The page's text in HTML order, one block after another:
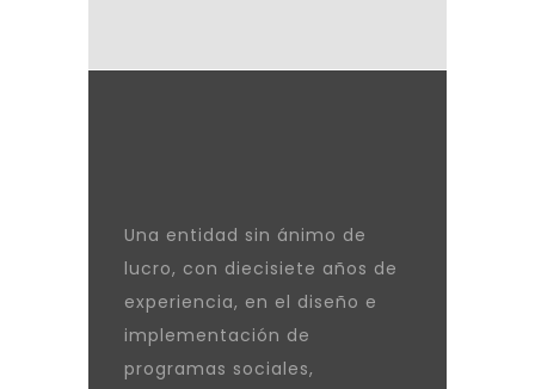
Una entidad sin ánimo de
lucro, con diecisiete años de
experiencia, en el diseño e
implementación de
programas sociales,